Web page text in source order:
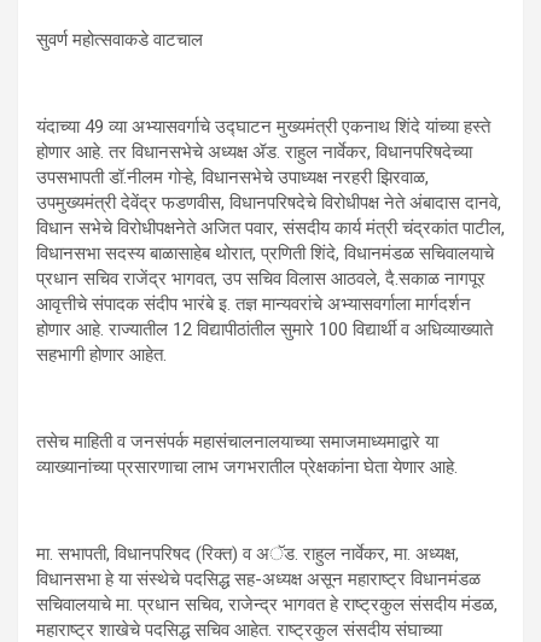
सुवर्ण महोत्सवाकडे वाटचाल
यंदाच्या 49 व्या अभ्यासवर्गाचे उद्घाटन मुख्यमंत्री एकनाथ शिंदे यांच्या हस्ते
होणार आहे. तर विधानसभेचे अध्यक्ष ॲड. राहुल नार्वेकर, विधानपरिषदेच्या
उपसभापती डॉ.नीलम गोऱ्हे, विधानसभेचे उपाध्यक्ष नरहरी झिरवाळ,
उपमुख्यमंत्री देवेंद्र फडणवीस, विधानपरिषदेचे विरोधीपक्ष नेते अंबादास दानवे,
विधान सभेचे विरोधीपक्षनेते अजित पवार, संसदीय कार्य मंत्री चंद्रकांत पाटील,
विधानसभा सदस्य बाळासाहेब थोरात, प्रणिती शिंदे, विधानमंडळ सचिवालयाचे
प्रधान सचिव राजेंद्र भागवत, उप सचिव विलास आठवले, दै.सकाळ नागपूर
आवृत्तीचे संपादक संदीप भारंबे इ. तज्ञ मान्यवरांचे अभ्यासवर्गाला मार्गदर्शन
होणार आहे. राज्यातील 12 विद्यापीठांतील सुमारे 100 विद्यार्थी व अधिव्याख्याते
सहभागी होणार आहेत.
तसेच माहिती व जनसंपर्क महासंचालनालयाच्या समाजमाध्यमाद्वारे या
व्याख्यानांच्या प्रसारणाचा लाभ जगभरातील प्रेक्षकांना घेता येणार आहे.
मा. सभापती, विधानपरिषद (रिक्त) व अॅड. राहुल नार्वेकर, मा. अध्यक्ष,
विधानसभा हे या संस्थेचे पदसिद्ध सह-अध्यक्ष असून महाराष्ट्र विधानमंडळ
सचिवालयाचे मा. प्रधान सचिव, राजेन्द्र भागवत हे राष्ट्रकुल संसदीय मंडळ,
महाराष्ट्र शाखेचे पदसिद्ध सचिव आहेत. राष्ट्रकुल संसदीय संघाच्या